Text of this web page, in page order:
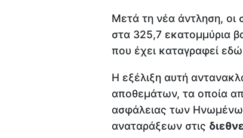
Μετά τη νέα άντληση, οι
στα 325,7 εκατομμύρια
που έχει καταγραφεί
Η εξέλιξη αυτή
αποθεμάτων, τα οποία
ασφάλειας των
αναταράξεων στις